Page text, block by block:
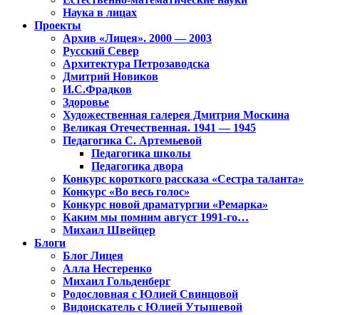
Наука в лицах
Проекты
Архив «Лицея». 2000 — 2003
Русский Север
Архитектура Петрозаводска
Дмитрий Новиков
И.С.Фрадков
Здоровье
Художественная галерея Дмитрия Москина
Великая Отечественная. 1941 — 1945
Педагогика С. Артемьевой
Педагогика школы
Педагогика двора
Конкурс короткого рассказа «Сестра таланта»
Конкурс «Во весь голос»
Конкурс новой драматургии «Ремарка»
Каким мы помним август 1991-го…
Михаил Швейцер
Блоги
Блог Лицея
Алла Нестеренко
Михаил Гольденберг
Родословная с Юлией Свинцовой
Видоискатель с Юлией Утышевой